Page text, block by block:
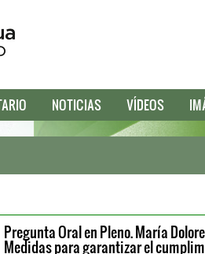
NOTICIAS VÍDEOS
Pregunta Oral en Pleno. María
Medidas para garantizar el